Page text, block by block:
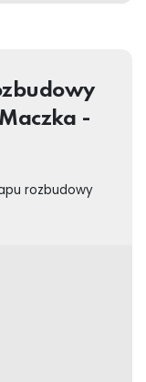
-
rozbudowy